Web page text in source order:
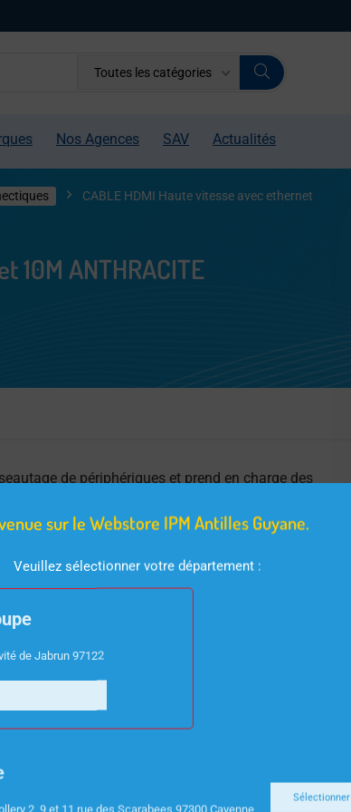
Toutes les catégories
Nos Agences SAV Actualités
CABLE HDMI Haute vitesse avec ethernet
10M ANTHRACITE
de périphériques et prend en charge des
d’affichage avancées telles que 4K, 3D et
sur le Webstore IPM Antilles Guyane.
Veuillez sélectionner votre département :
de Jabrun 97122
2, 9 et 11 rue des Scarabees 97300 Cayenne
Sélectionner